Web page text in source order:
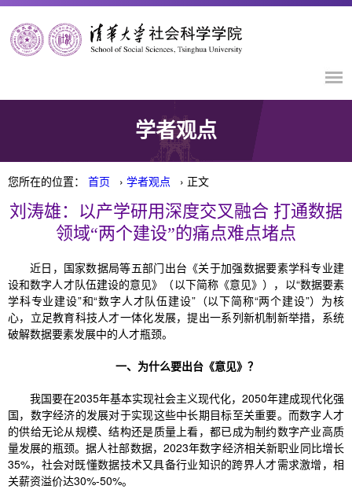
学者观点
您所在的位置： 首页 › 学者观点 › 正文
刘涛雄：以产学研用深度交叉融合 打通数据
领域“两个建设”的痛点难点堵点
近日，国家数据局等五部门出台《关于加强数据要素学科专业建
设和数字人才队伍建设的意见》（以下简称《意见》），以“数据要素
学科专业建设”和“数字人才队伍建设”（以下简称“两个建设”）为核
心，立足教育科技人才一体化发展，提出一系列新机制新举措，系统
破解数据要素发展中的人才瓶颈。
一、为什么要出台《意见》？
我国要在2035年基本实现社会主义现代化，2050年建成现代化强
国，数字经济的发展对于实现这些中长期目标至关重要。而数字人才
的供给无论从规模、结构还是质量上看，都已成为制约数字产业高质
量发展的瓶颈。据人社部数据，2023年数字经济相关新职业同比增长
35%，社会对既懂数据技术又具备行业知识的跨界人才需求激增，相
关薪资溢价达30%-50%。